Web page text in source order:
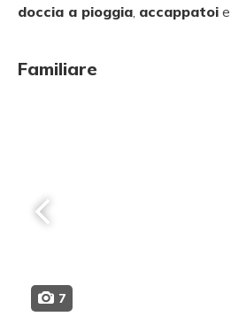
doccia a pioggia accappatoi e
Familiare
7